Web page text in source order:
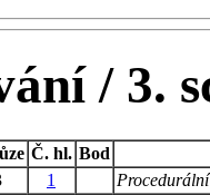
/ 3.
Č. hl. Bod
1